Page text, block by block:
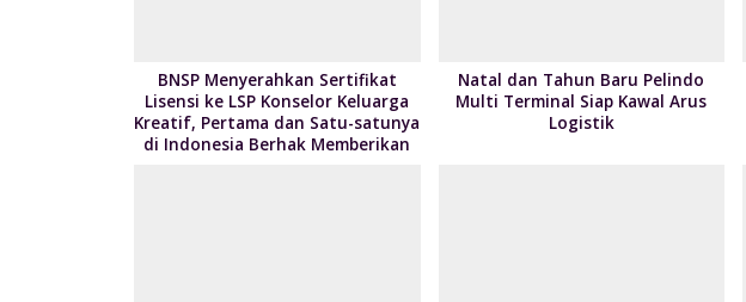
BNSP Menyerahkan Sertifikat
Lisensi ke LSP Konselor Keluarga
Kreatif, Pertama dan Satu-satunya
di Indonesia Berhak Memberikan
Natal dan Tahun Baru Pelindo
Multi Terminal Siap Kawal Arus
Logistik